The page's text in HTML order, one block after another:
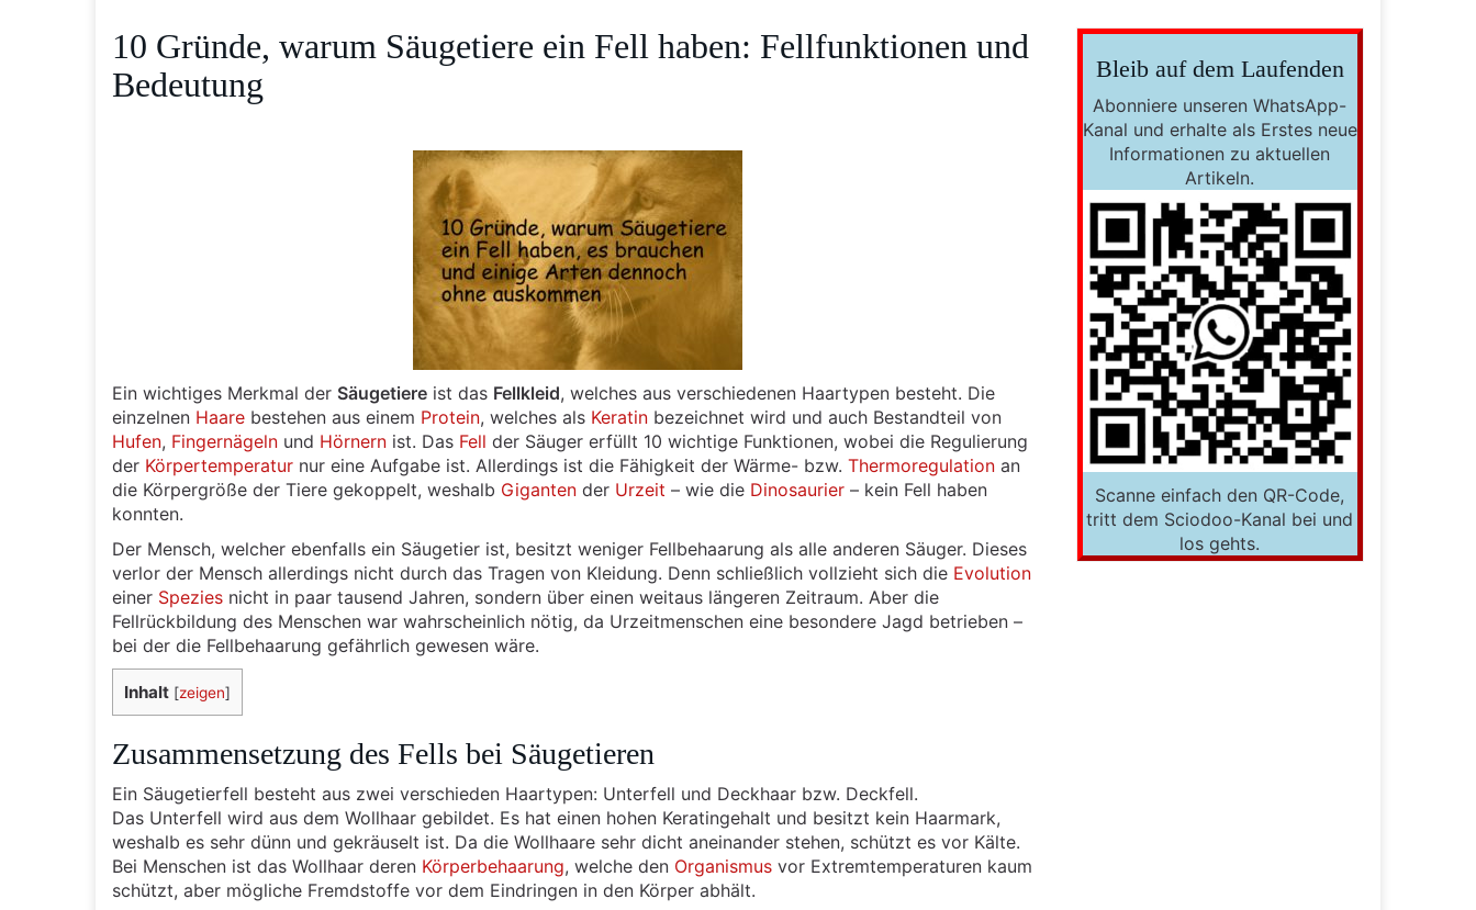
10 Gründe, warum Säugetiere ein Fell haben: Fellfunktionen und
Bedeutung
Ein wichtiges Merkmal der Säugetiere ist das Fellkleid, welches aus verschiedenen Haartypen besteht. Die
einzelnen Haare bestehen aus einem Protein, welches als Keratin bezeichnet wird und auch Bestandteil von
Hufen, Fingernägeln und Hörnern ist. Das Fell der Säuger erfüllt 10 wichtige Funktionen, wobei die Regulierung
der Körpertemperatur nur eine Aufgabe ist. Allerdings ist die Fähigkeit der Wärme- bzw. Thermoregulation an
die Körpergröße der Tiere gekoppelt, weshalb Giganten der Urzeit – wie die Dinosaurier – kein Fell haben
konnten.
Der Mensch, welcher ebenfalls ein Säugetier ist, besitzt weniger Fellbehaarung als alle anderen Säuger. Dieses
verlor der Mensch allerdings nicht durch das Tragen von Kleidung. Denn schließlich vollzieht sich die Evolution
einer Spezies nicht in paar tausend Jahren, sondern über einen weitaus längeren Zeitraum. Aber die
Fellrückbildung des Menschen war wahrscheinlich nötig, da Urzeitmenschen eine besondere Jagd betrieben –
bei der die Fellbehaarung gefährlich gewesen wäre.
Inhalt [zeigen]
Zusammensetzung des Fells bei Säugetieren
Ein Säugetierfell besteht aus zwei verschieden Haartypen: Unterfell und Deckhaar bzw. Deckfell.
Das Unterfell wird aus dem Wollhaar gebildet. Es hat einen hohen Keratingehalt und besitzt kein Haarmark,
weshalb es sehr dünn und gekräuselt ist. Da die Wollhaare sehr dicht aneinander stehen, schützt es vor Kälte.
Bei Menschen ist das Wollhaar deren Körperbehaarung, welche den Organismus vor Extremtemperaturen kaum
schützt, aber mögliche Fremdstoffe vor dem Eindringen in den Körper abhält.
Bleib auf dem Laufenden
Abonniere unseren WhatsApp-
Kanal und erhalte als Erstes neue
Informationen zu aktuellen
Artikeln.
Scanne einfach den QR-Code,
tritt dem Sciodoo-Kanal bei und
los gehts.